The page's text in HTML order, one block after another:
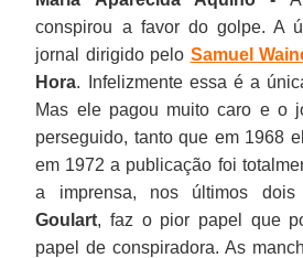
conspirou a favor do golpe. A
jornal dirigido pelo Samuel
Hora. Infelizmente essa é a
Mas ele pagou muito caro e o
perseguido, tanto que em 1968
em 1972 a publicação foi
a imprensa, nos últimos
Goulart, faz o pior papel que
papel de conspiradora. As